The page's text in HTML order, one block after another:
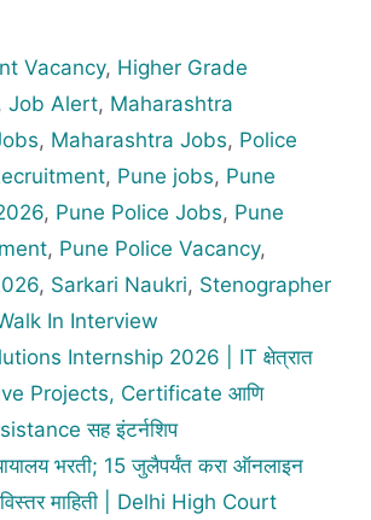
Vacancy, Higher Grade
Job Alert, Maharashtra
, Maharashtra Jobs, Police
, Pune jobs, Pune
, Pune Police Jobs, Pune
, Pune Police Vacancy,
, Sarkari Naukri, Stenographer
In Interview
Internship 2026 | IT क्षेत्रात
Projects, Certificate आणि
सह इंटर्नशिप
भरती; 15 जुलैपर्यंत करा ऑनलाइन
माहिती | Delhi High Court